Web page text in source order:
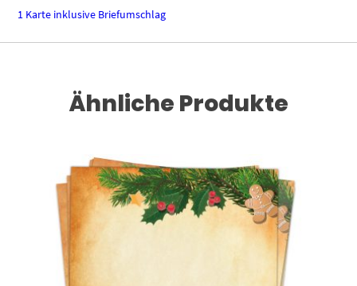
1 Karte inklusive Briefumschlag
Ähnliche Produkte